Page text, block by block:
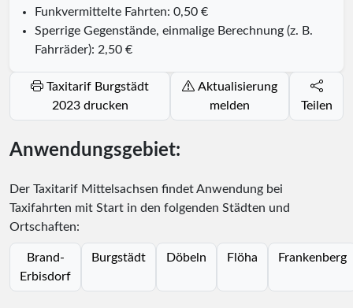
Funkvermittelte Fahrten: 0,50 €
Sperrige Gegenstände, einmalige Berechnung (z. B.
Fahrräder): 2,50 €
Taxitarif Burgstädt
2023 drucken
Aktualisierung
melden
Teilen
Anwendungsgebiet:
Der Taxitarif Mittelsachsen findet Anwendung bei
Taxifahrten mit Start in den folgenden Städten und
Ortschaften:
Brand-
Erbisdorf
Burgstädt Döbeln Flöha Frankenberg